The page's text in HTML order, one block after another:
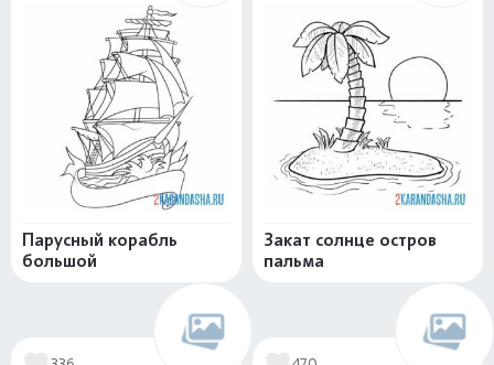
Парусный корабль
большой
Закат солнце остров
пальма